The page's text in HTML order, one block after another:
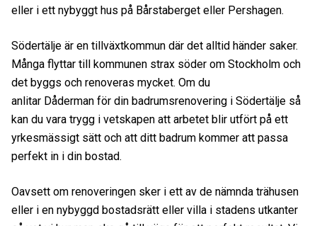
eller i ett nybyggt hus på Bårstaberget eller Pershagen.
Södertälje är en tillväxtkommun där det alltid händer saker.
Många flyttar till kommunen strax söder om Stockholm och
det byggs och renoveras mycket. Om du
anlitar Dåderman för din badrumsrenovering i Södertälje så
kan du vara trygg i vetskapen att arbetet blir utfört på ett
yrkesmässigt sätt och att ditt badrum kommer att passa
perfekt in i din bostad.
Oavsett om renoveringen sker i ett av de nämnda trähusen
eller i en nybyggd bostadsrätt eller villa i stadens utkanter